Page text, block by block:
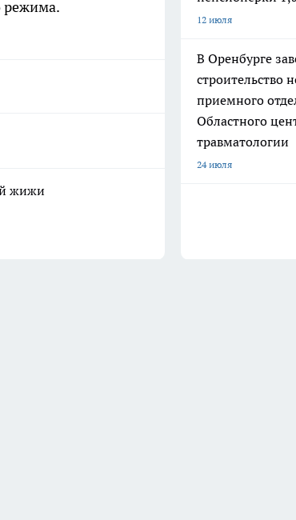
режима.
жижи
12 июля
В Оренбурге
строительство
приемного
Областного
травматологии
24 июля